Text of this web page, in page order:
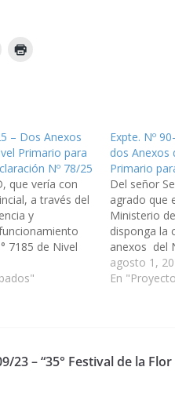
– Dos Anexos
Primario para
Nº 78/25
que vería con
a través del
y
7185 de Nivel
Santa
Expte. Nº
dos Anexos
Primario
Del señor
agrado que
Ministerio
disponga la
anexos del
Primario
que
agosto 1,
En
23 – “35° Festival de la